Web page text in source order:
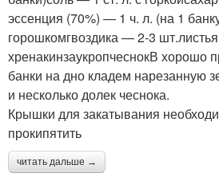
эссенция (70%) — 1 ч. л. (на 1
горошкомгвоздика — 2-3 шт.листья
хренакинзаукропчеснокВ хорошо
банки на дно кладем нарезанную
и несколько долек чеснока.
Крышки для закатывания
прокипятить
читать дальше →